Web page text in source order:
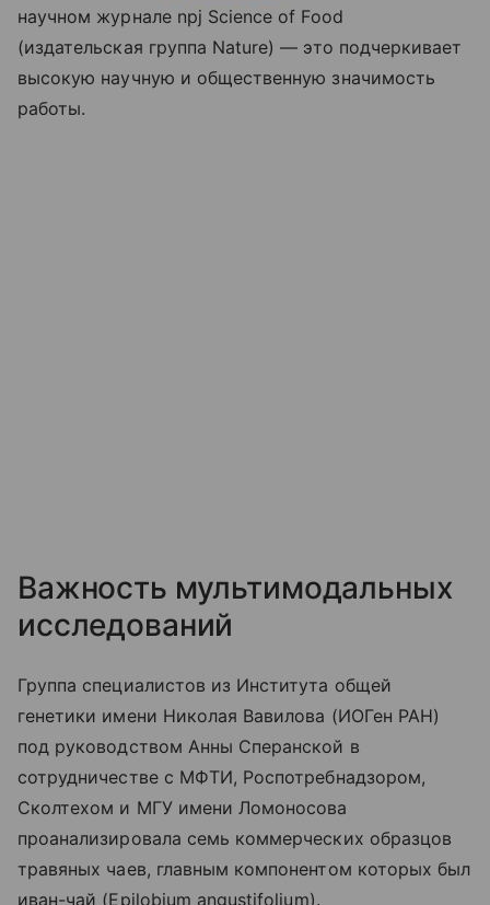
научном журнале npj Science of Food
(издательская группа Nature) — это подчеркивает
высокую научную и общественную значимость
работы.
Важность мультимодальных
исследований
Группа специалистов из Института общей
генетики имени Николая Вавилова (ИОГен РАН)
под руководством Анны Сперанской в
сотрудничестве с МФТИ, Роспотребнадзором,
Сколтехом и МГУ имени Ломоносова
проанализировала семь коммерческих образцов
травяных чаев, главным компонентом которых был
иван-чай (Epilobium angustifolium).